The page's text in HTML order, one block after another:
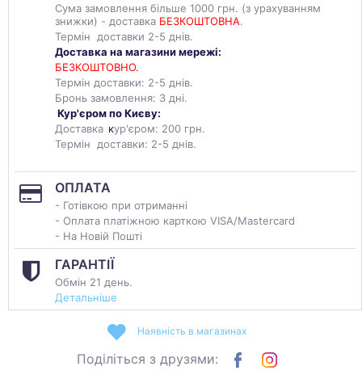
Сума замовлення більше 1000 грн. (з урахуванням
знижки) - доставка БЕЗКОШТОВНА.
Термін доставки 2-5 днів.
Доставка на магазини мережі:
БЕЗКОШТОВНО.
Термін доставки: 2-5 днів.
Бронь замовлення: 3 дні.
Кур'єром по Києву:
Доставка кур'єром: 200 грн.
Термін доставки: 2-5 днів.
ОПЛАТА
- Готівкою при отриманні
- Оплата платіжною карткою VISA/Mastercard
- На Новій Пошті
ГАРАНТІЇ
Обмін 21 день.
Детальніше
Наявність в магазинах
Поділіться з друзями: